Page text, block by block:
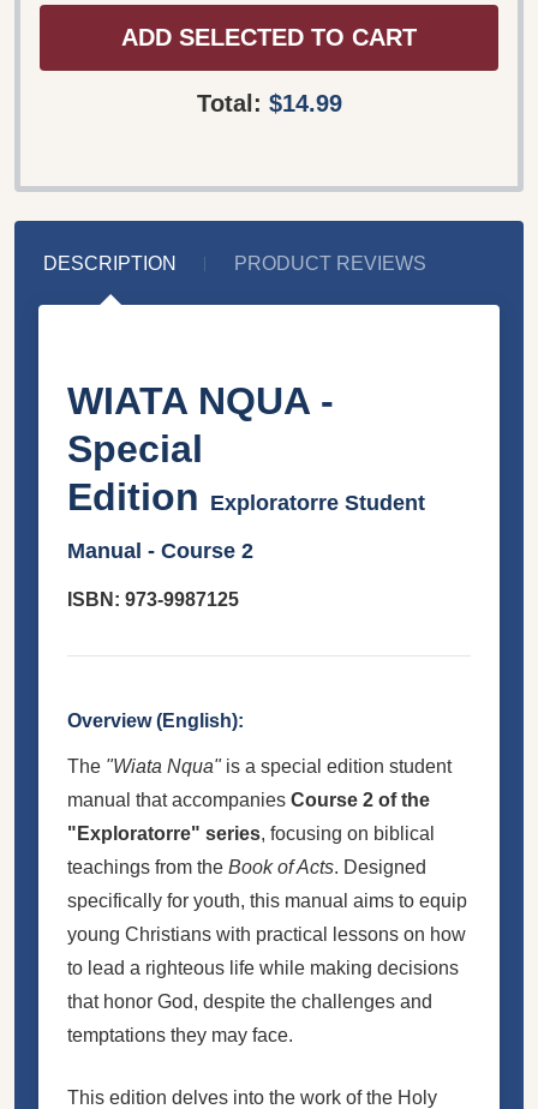
ADD SELECTED TO CART
Total: $14.99
DESCRIPTION PRODUCT REVIEWS
WIATA NQUA -
Special
Edition Exploratorre Student
Manual - Course 2
ISBN: 973-9987125
Overview (English):
The "Wiata Nqua"is a special edition student
manual that accompanies Course 2 of the
"Exploratorre" series, focusing on biblical
teachings from the Book of Acts. Designed
specifically for youth, this manual aims to equip
young Christians with practical lessons on how
to lead a righteous life while making decisions
that honor God, despite the challenges and
temptations they may face.
This edition delves into the work of the Holy